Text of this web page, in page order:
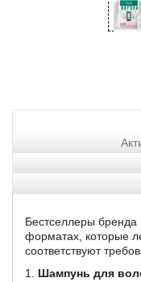
Бестселлеры
форматах, которые
соответствуют
1.
Шампунь для